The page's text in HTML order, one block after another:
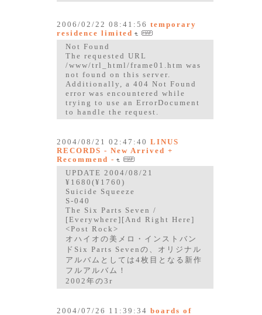
2006/02/22 08:41:56 temporary
residence limited
Not Found
The requested URL
/www/trl_html/frame01.htm was
not found on this server.
Additionally, a 404 Not Found
error was encountered while
trying to use an ErrorDocument
to handle the request.
2004/08/21 02:47:40 LINUS
RECORDS - New Arrived +
Recommend -
UPDATE 2004/08/21
¥1680(¥1760)
Suicide Squeeze
S-040
The Six Parts Seven /
[Everywhere][And Right Here]
<Post Rock>
オハイオの美メロ・インストバン
ドSix Parts Sevenの、オリジナル
アルバムとしては4枚目となる新作
フルアルバム！
2002年の3r
2004/07/26 11:39:34 boards of